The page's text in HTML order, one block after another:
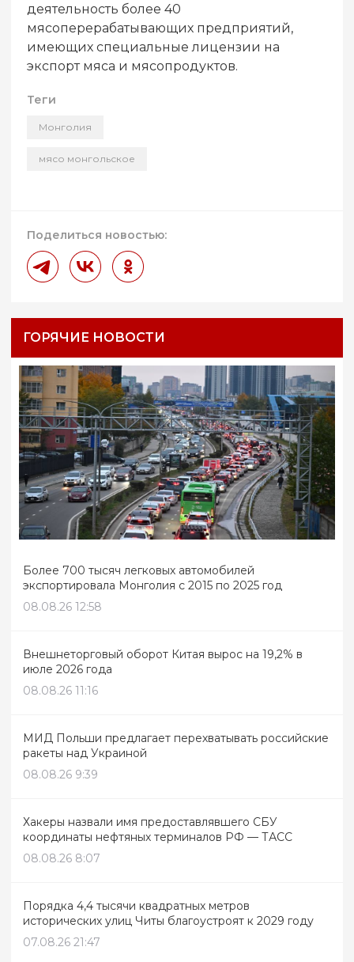
деятельность более 40
мясоперерабатывающих предприятий,
имеющих специальные лицензии на
экспорт мяса и мясопродуктов.
Теги
Монголия
мясо монгольское
Поделиться новостью:
ГОРЯЧИЕ НОВОСТИ
Более 700 тысяч легковых автомобилей
экспортировала Монголия с 2015 по 2025 год
08.08.26 12:58
Внешнеторговый оборот Китая вырос на 19,2% в
июле 2026 года
08.08.26 11:16
МИД Польши предлагает перехватывать российские
ракеты над Украиной
08.08.26 9:39
Хакеры назвали имя предоставлявшего СБУ
координаты нефтяных терминалов РФ — ТАСС
08.08.26 8:07
Порядка 4,4 тысячи квадратных метров
исторических улиц Читы благоустроят к 2029 году
07.08.26 21:47